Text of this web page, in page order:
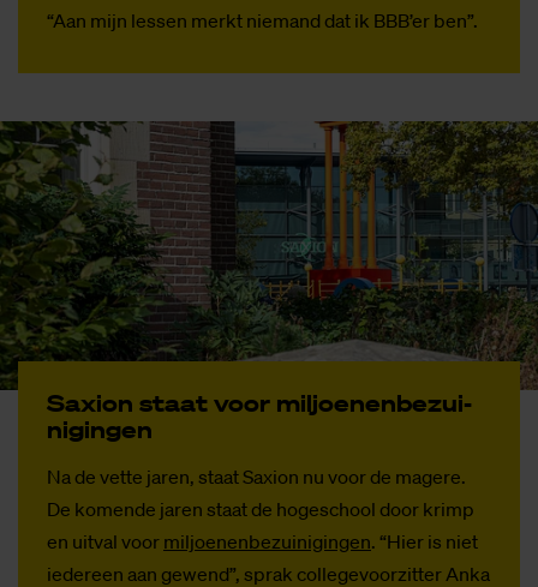
“Aan mijn lessen merkt niemand dat ik BBB’er ben”.
Saxi­on staat voor mil­joe­nen­be­zui­
ni­gin­gen
Na de vette jaren, staat Saxion nu voor de magere.
De komende jaren staat de hogeschool door krimp
en uitval voor miljoenenbezuinigingen. “Hier is niet
iedereen aan gewend”, sprak collegevoorzitter Anka